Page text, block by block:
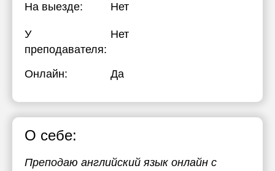
На выезде: Нет
У
преподавателя:
Нет
Онлайн: Да
О себе:
Преподаю английский язык онлайн с